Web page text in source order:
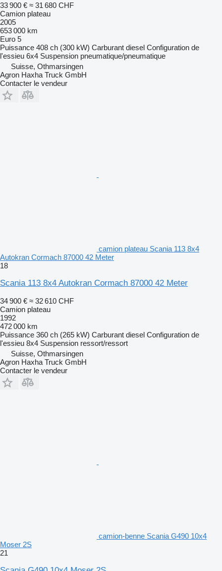
33 900 € ≈ 31 680 CHF
Camion plateau
2005
653 000 km
Euro 5
Puissance 408 ch (300 kW) Carburant diesel Configuration de
l'essieu 6x4 Suspension pneumatique/pneumatique
Suisse, Othmarsingen
Agron Haxha Truck GmbH
Contacter le vendeur
camion plateau Scania 113 8x4
Autokran Cormach 87000 42 Meter
18
Scania 113 8x4 Autokran Cormach 87000 42 Meter
34 900 € ≈ 32 610 CHF
Camion plateau
1992
472 000 km
Puissance 360 ch (265 kW) Carburant diesel Configuration de
l'essieu 8x4 Suspension ressort/ressort
Suisse, Othmarsingen
Agron Haxha Truck GmbH
Contacter le vendeur
camion-benne Scania G490 10x4
Moser 2S
21